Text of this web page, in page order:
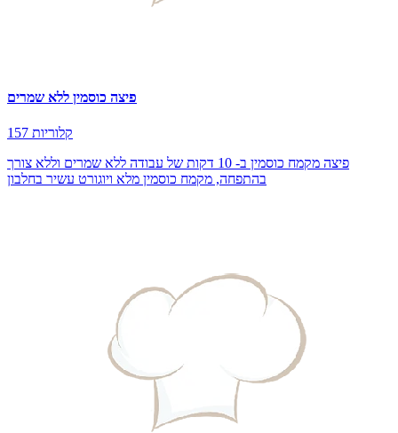
פיצה כוסמין ללא שמרים
157 קלוריות
פיצה מקמח כוסמין ב- 10 דקות של עבודה ללא שמרים וללא צורך
בהתפחה, מקמח כוסמין מלא ויוגורט עשיר בחלבון